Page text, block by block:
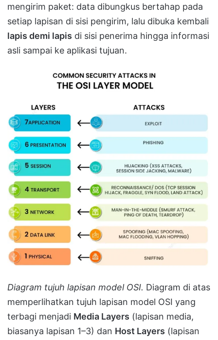
mengirim paket: data dibungkus bertahap pada
setiap lapisan di sisi pengirim, lalu dibuka kembali
lapis demi lapis di sisi penerima hingga informasi
asli sampai ke aplikasi tujuan.
Diagram tujuh lapisan model OSI. Diagram di atas
memperlihatkan tujuh lapisan model OSI yang
terbagi menjadi Media Layers (lapisan media,
biasanya lapisan 1–3) dan Host Layers (lapisan